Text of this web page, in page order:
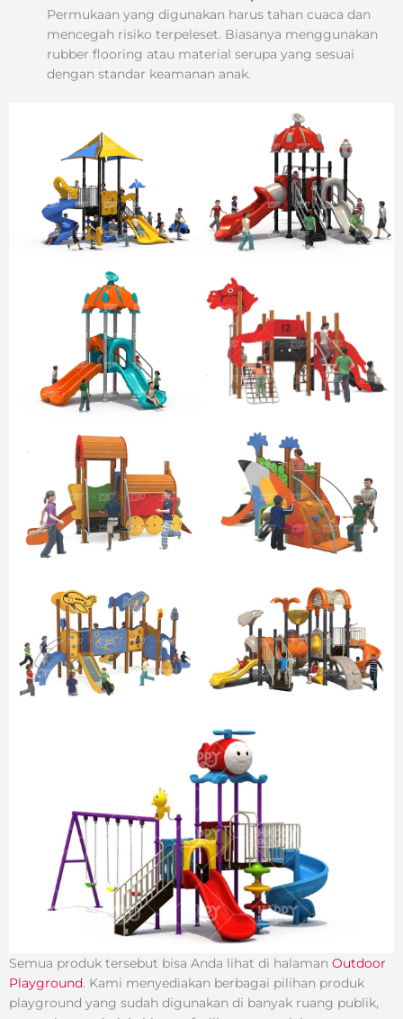
Permukaan yang digunakan harus tahan cuaca dan
mencegah risiko terpeleset. Biasanya menggunakan
rubber flooring atau material serupa yang sesuai
dengan standar keamanan anak.
Semua produk tersebut bisa Anda lihat di halaman Outdoor
Playground. Kami menyediakan berbagai pilihan produk
playground yang sudah digunakan di banyak ruang publik,